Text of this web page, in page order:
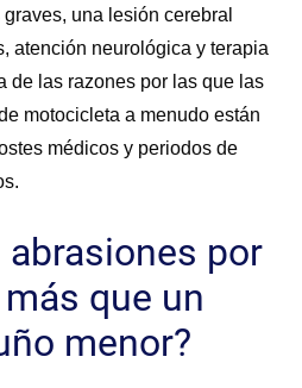
una lesión cerebral
atención neurológica y terapia
de las razones por las que las
motocicleta a menudo están
médicos y periodos de
abrasiones por
que un
menor?